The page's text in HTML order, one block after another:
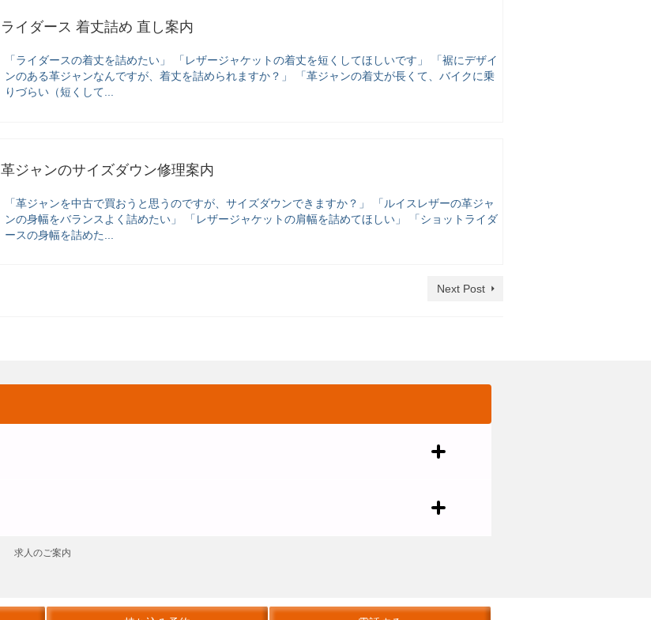
ライダース 着丈詰め 直し案内
「ライダースの着丈を詰めたい」 「レザージャケットの着丈を短くしてほしいです」 「裾にデザイ
ンのある革ジャンなんですが、着丈を詰められますか？」 「革ジャンの着丈が長くて、バイクに乗
りづらい（短くして...
革ジャンのサイズダウン修理案内
「革ジャンを中古で買おうと思うのですが、サイズダウンできますか？」 「ルイスレザーの革ジャ
ンの身幅をバランスよく詰めたい」 「レザージャケットの肩幅を詰めてほしい」 「ショットライダ
ースの身幅を詰めた...
Next Post
求人のご案内